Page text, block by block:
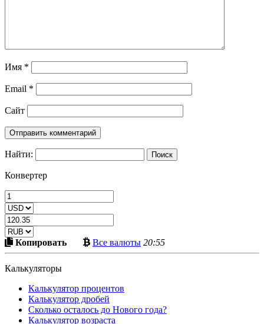
Имя *
Email *
Сайт
Найти:
Конвертер
КопироватьСкопировать
в
Все валютыБольше
криптовалют
20:55
Калькуляторы
Калькулятор процентов
Калькулятор дробей
Сколько осталось до Нового года?
Калькулятор возраста